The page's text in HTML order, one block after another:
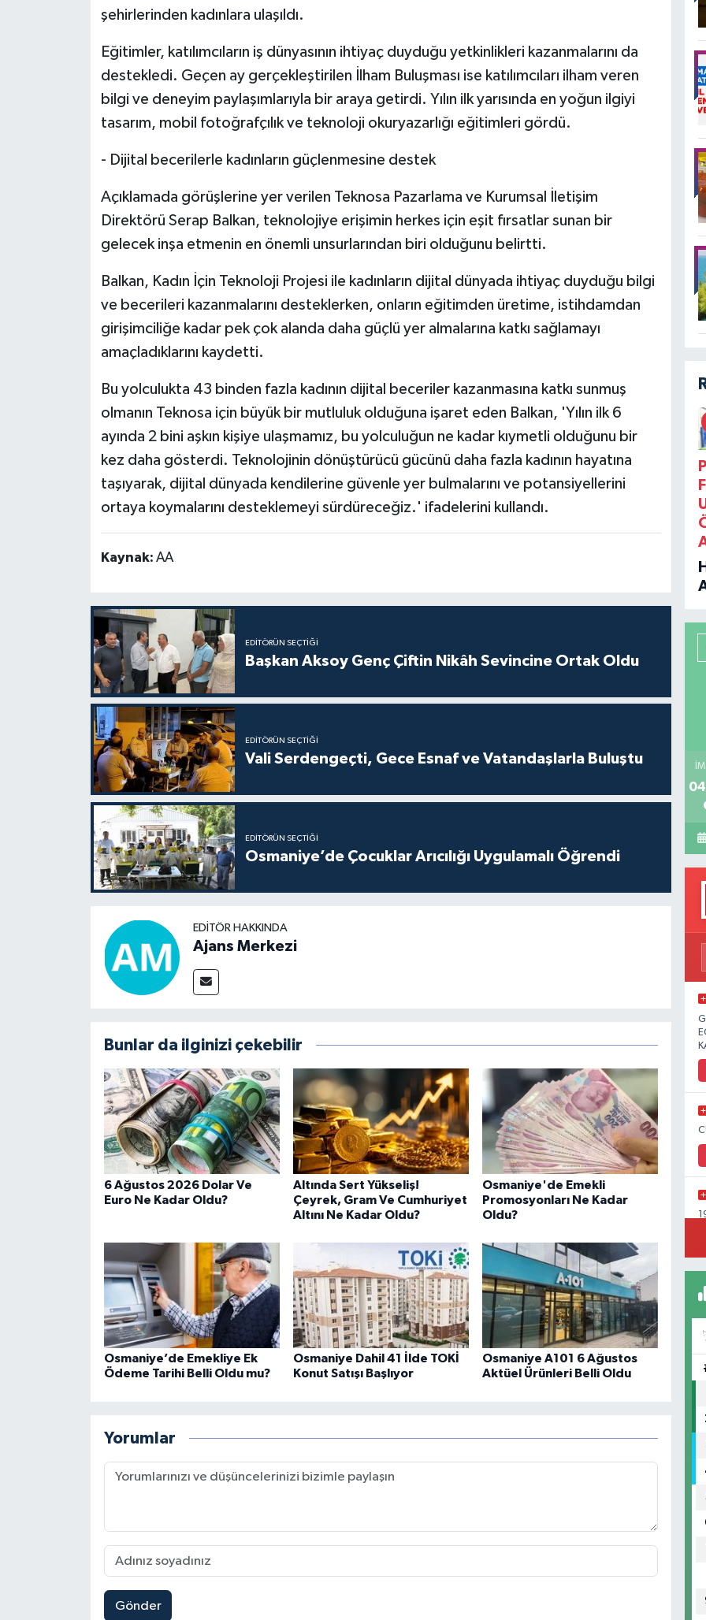
şehirlerinden kadınlara ulaşıldı.
Eğitimler, katılımcıların iş dünyasının ihtiyaç duyduğu yetkinlikleri kazanmalarını da
destekledi. Geçen ay gerçekleştirilen İlham Buluşması ise katılımcıları ilham veren
bilgi ve deneyim paylaşımlarıyla bir araya getirdi. Yılın ilk yarısında en yoğun ilgiyi
tasarım, mobil fotoğrafçılık ve teknoloji okuryazarlığı eğitimleri gördü.
- Dijital becerilerle kadınların güçlenmesine destek
Açıklamada görüşlerine yer verilen Teknosa Pazarlama ve Kurumsal İletişim
Direktörü Serap Balkan, teknolojiye erişimin herkes için eşit fırsatlar sunan bir
gelecek inşa etmenin en önemli unsurlarından biri olduğunu belirtti.
Balkan, Kadın İçin Teknoloji Projesi ile kadınların dijital dünyada ihtiyaç duyduğu bilgi
ve becerileri kazanmalarını desteklerken, onların eğitimden üretime, istihdamdan
girişimciliğe kadar pek çok alanda daha güçlü yer almalarına katkı sağlamayı
amaçladıklarını kaydetti.
Bu yolculukta 43 binden fazla kadının dijital beceriler kazanmasına katkı sunmuş
olmanın Teknosa için büyük bir mutluluk olduğuna işaret eden Balkan, 'Yılın ilk 6
ayında 2 bini aşkın kişiye ulaşmamız, bu yolculuğun ne kadar kıymetli olduğunu bir
kez daha gösterdi. Teknolojinin dönüştürücü gücünü daha fazla kadının hayatına
taşıyarak, dijital dünyada kendilerine güvenle yer bulmalarını ve potansiyellerini
ortaya koymalarını desteklemeyi sürdüreceğiz.' ifadelerini kullandı.
Kaynak: AA
EDITÖRÜN SEÇTIĞI
Başkan Aksoy Genç Çiftin Nikâh Sevincine Ortak Oldu
EDITÖRÜN SEÇTIĞI
Vali Serdengeçti, Gece Esnaf ve Vatandaşlarla Buluştu
EDITÖRÜN SEÇTIĞI
Osmaniye’de Çocuklar Arıcılığı Uygulamalı Öğrendi
EDITÖR HAKKINDA
Ajans Merkezi
Bunlar da ilginizi çekebilir
6 Ağustos 2026 Dolar Ve
Euro Ne Kadar Oldu?
Altında Sert Yükseliş!
Çeyrek, Gram Ve Cumhuriyet
Altını Ne Kadar Oldu?
Osmaniye'de Emekli
Promosyonları Ne Kadar
Oldu?
Osmaniye’de Emekliye Ek
Ödeme Tarihi Belli Oldu mu?
Osmaniye Dahil 41 İlde TOKİ
Konut Satışı Başlıyor
Osmaniye A101 6 Ağustos
Aktüel Ürünleri Belli Oldu
Yorumlar
Gönder